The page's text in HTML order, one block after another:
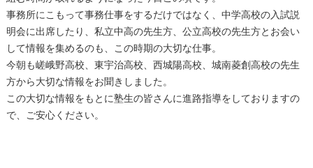
事務所にこもって事務仕事をするだけではなく、中学高校の入試説
明会に出席したり、私立中高の先生方、公立高校の先生方とお会い
して情報を集めるのも、この時期の大切な仕事。
今朝も嵯峨野高校、東宇治高校、西城陽高校、城南菱創高校の先生
方から大切な情報をお聞きしました。
この大切な情報をもとに塾生の皆さんに進路指導をしておりますの
で、ご安心ください。